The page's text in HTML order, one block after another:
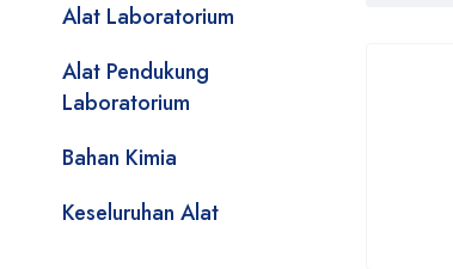
Alat Laboratorium
Alat Pendukung
Laboratorium
Bahan Kimia
Keseluruhan Alat